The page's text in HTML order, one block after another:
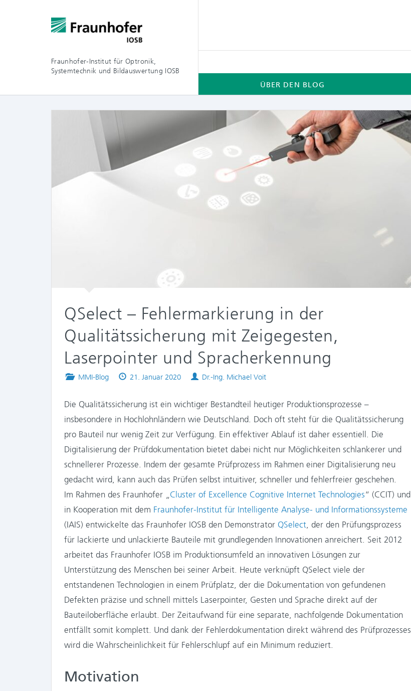
Fraunhofer-Institut für Optronik,
Systemtechnik und Bildauswertung IOSB
ÜBER DEN BLOG
QSelect – Fehlermarkierung in der
Qualitätssicherung mit Zeigegesten,
Laserpointer und Spracherkennung
Posted
MMI-Blog
Published
21. Januar 2020 Authors
Dr.-Ing. Michael Voit
Die Qualitätssicherung ist ein wichtiger Bestandteil heutiger Produktionsprozesse –
insbesondere in Hochlohnländern wie Deutschland. Doch oft steht für die Qualitätssicherung
pro Bauteil nur wenig Zeit zur Verfügung. Ein effektiver Ablauf ist daher essentiell. Die
Digitalisierung der Prüfdokumentation bietet dabei nicht nur Möglichkeiten schlankerer und
schnellerer Prozesse. Indem der gesamte Prüfprozess im Rahmen einer Digitalisierung neu
gedacht wird, kann auch das Prüfen selbst intuitiver, schneller und fehlerfreier geschehen.
Im Rahmen des Fraunhofer „Cluster of Excellence Cognitive Internet Technologies“ (CCIT) und
in Kooperation mit dem Fraunhofer-Institut für Intelligente Analyse- und Informationssysteme
(IAIS) entwickelte das Fraunhofer IOSB den Demonstrator QSelect, der den Prüfungsprozess
für lackierte und unlackierte Bauteile mit grundlegenden Innovationen anreichert. Seit 2012
arbeitet das Fraunhofer IOSB im Produktionsumfeld an innovativen Lösungen zur
Unterstützung des Menschen bei seiner Arbeit. Heute verknüpft QSelect viele der
entstandenen Technologien in einem Prüfplatz, der die Dokumentation von gefundenen
Defekten präzise und schnell mittels Laserpointer, Gesten und Sprache direkt auf der
Bauteiloberfläche erlaubt. Der Zeitaufwand für eine separate, nachfolgende Dokumentation
entfällt somit komplett. Und dank der Fehlerdokumentation direkt während des Prüfprozesses
wird die Wahrscheinlichkeit für Fehlerschlupf auf ein Minimum reduziert.
Motivation